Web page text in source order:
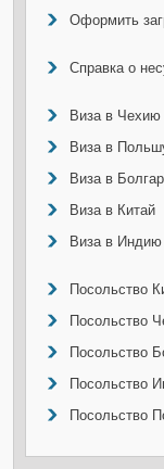
Оформить
Справка о
Виза в Чехию
Виза в
Виза в
Виза в Китай
Виза в Индию
Посольство
Посольство
Посольство
Посольство
Посольство